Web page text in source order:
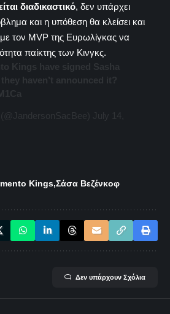
διαδικαστικό, δεν υπάρχει
και η υπόθεση θα κλείσει και
τον MVP της Ευρωλίγκας να
παίκτης των Κινγκς.
Kings Σάσα Βεζένκοφ
Δεν υπάρχουν Σχόλια